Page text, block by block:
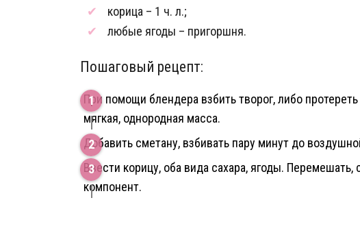
корица – 1 ч. л.;
любые ягоды – пригоршня.
Пошаговый рецепт:
При помощи блендера взбить творог, либо
мягкая, однородная масса.
Добавить сметану, взбивать пару минут до
Ввести корицу, оба вида сахара, ягоды. Перемешать,
компонент.